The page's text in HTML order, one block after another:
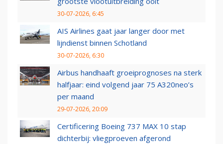
30-07-2026, 6:45
AIS Airlines gaat jaar langer door met
lijndienst binnen Schotland
30-07-2026, 6:30
Airbus handhaaft groeiprognoses na sterk
halfjaar: eind volgend jaar 75 A320neo’s
per maand
29-07-2026, 20:09
Certificering Boeing 737 MAX 10 stap
dichterbij: vliegproeven afgerond